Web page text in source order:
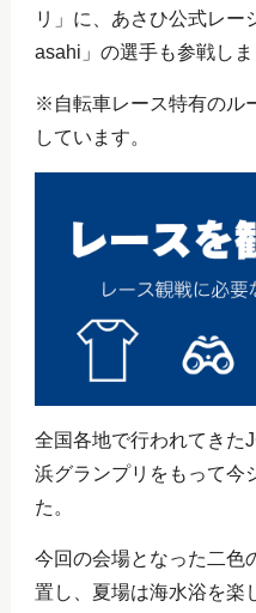
リ」に、あさひ公式レー
asahi」の選手も参戦しま
※自転車レース特有のル
しています。
全国各地で行われてきた
浜グランプリをもって今
た。
今回の会場となった二色
置し、夏場は海水浴を楽